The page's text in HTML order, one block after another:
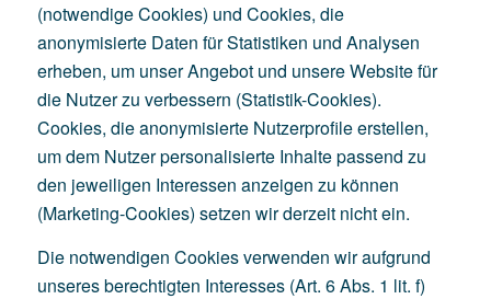
(notwendige Cookies) und Cookies, die
anonymisierte Daten für Statistiken und Analysen
erheben, um unser Angebot und unsere Website für
die Nutzer zu verbessern (Statistik-Cookies).
Cookies, die anonymisierte Nutzerprofile erstellen,
um dem Nutzer personalisierte Inhalte passend zu
den jeweiligen Interessen anzeigen zu können
(Marketing-Cookies) setzen wir derzeit nicht ein.
Die notwendigen Cookies verwenden wir aufgrund
unseres berechtigten Interesses (Art. 6 Abs. 1 lit. f)